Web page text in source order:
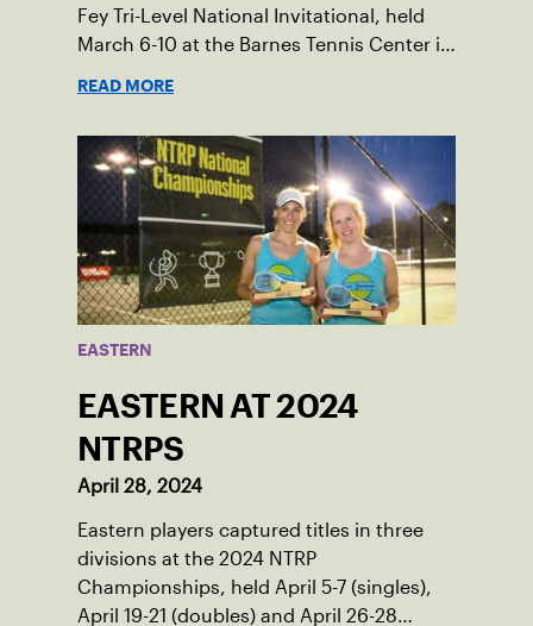
Fey Tri-Level National Invitational, held
March 6-10 at the Barnes Tennis Center in
READ MORE
EASTERN
EASTERN AT 2024
NTRPS
April 28, 2024
Eastern players captured titles in three
divisions at the 2024 NTRP
Championships, held April 5-7 (singles),
April 19-21 (doubles) and April 26-28